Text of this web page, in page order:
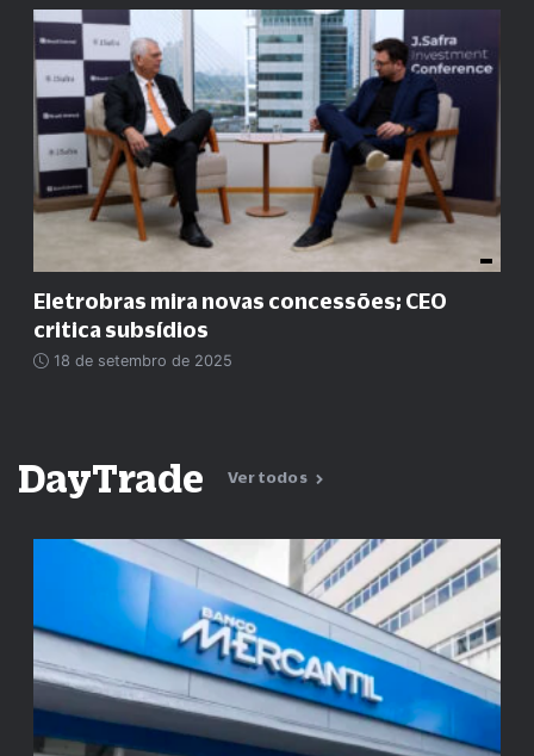
Eletrobras mira novas concessões; CEO
critica subsídios
18 de setembro de 2025
DayTrade Ver todos